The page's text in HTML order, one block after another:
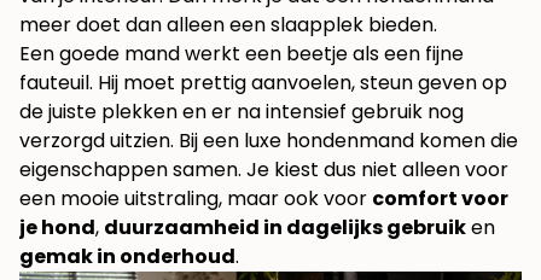
meer doet dan alleen een slaapplek bieden.
Een goede mand werkt een beetje als een fijne
fauteuil. Hij moet prettig aanvoelen, steun geven op
de juiste plekken en er na intensief gebruik nog
verzorgd uitzien. Bij een luxe hondenmand komen die
eigenschappen samen. Je kiest dus niet alleen voor
een mooie uitstraling, maar ook voor comfort voor
je hond, duurzaamheid in dagelijks gebruiken
gemak in onderhoud.